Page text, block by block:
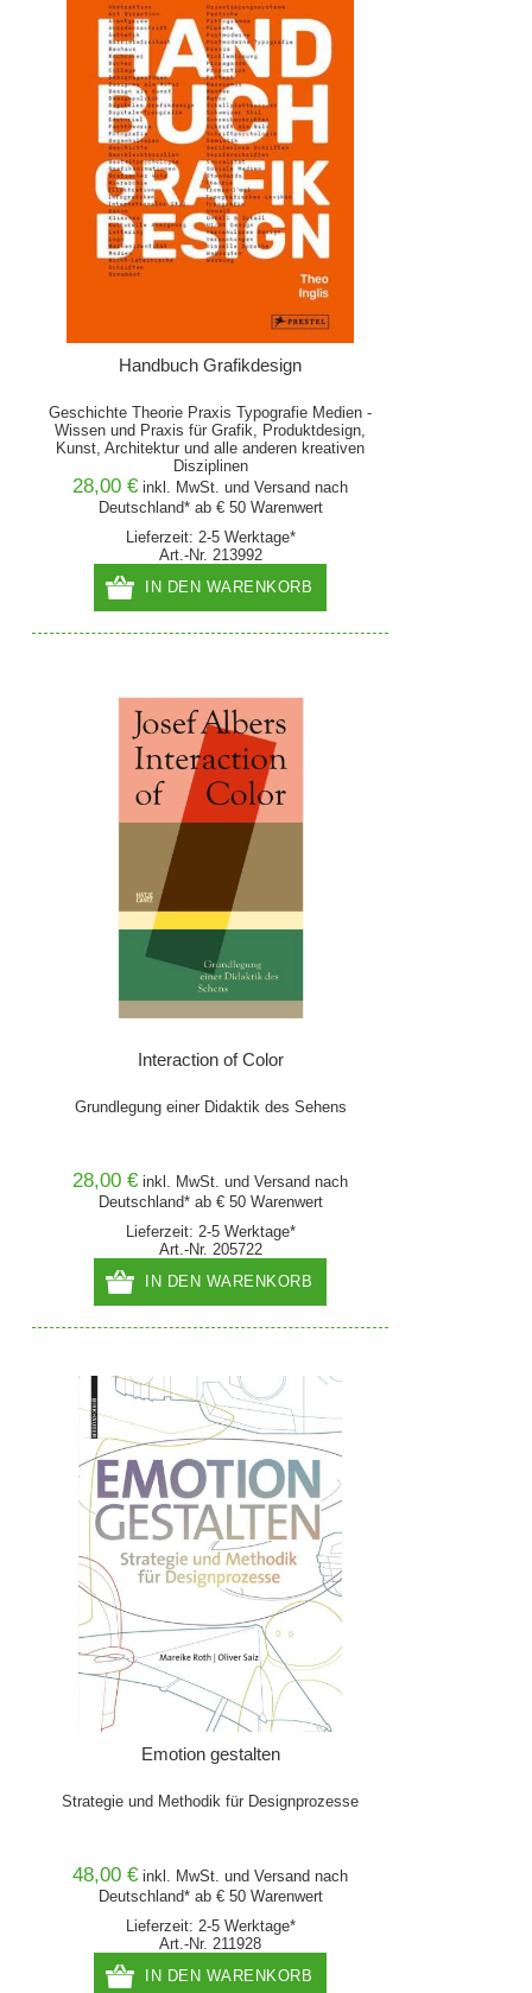
Handbuch Grafikdesign
Geschichte Theorie Praxis Typografie Medien -
Wissen und Praxis für Grafik, Produktdesign,
Kunst, Architektur und alle anderen kreativen
Disziplinen
28,00 € inkl. MwSt. undVersand nach
Deutschland* ab € 50 Warenwert
Lieferzeit: 2-5 Werktage*
Art.-Nr. 213992
IN DEN WARENKORB
Interaction of Color
Grundlegung einer Didaktik des Sehens
28,00 € inkl. MwSt. undVersand nach
Deutschland* ab € 50 Warenwert
Lieferzeit: 2-5 Werktage*
Art.-Nr. 205722
IN DEN WARENKORB
Emotion gestalten
Strategie und Methodik für Designprozesse
48,00 € inkl. MwSt. undVersand nach
Deutschland* ab € 50 Warenwert
Lieferzeit: 2-5 Werktage*
Art.-Nr. 211928
IN DEN WARENKORB